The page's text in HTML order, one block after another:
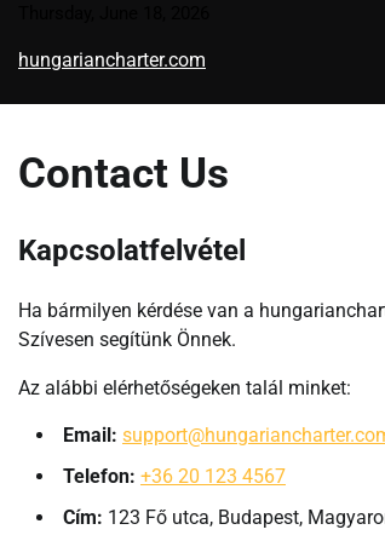
content
hungariancharter.com
Contact Us
Kapcsolatfelvétel
Ha bármilyen kérdése van a
Szívesen segítünk Önnek.
Az alábbi elérhetőségeken talál minket:
Email:
Telefon: +36 20 123 4567
Cím: 123 Fő utca, Budapest,